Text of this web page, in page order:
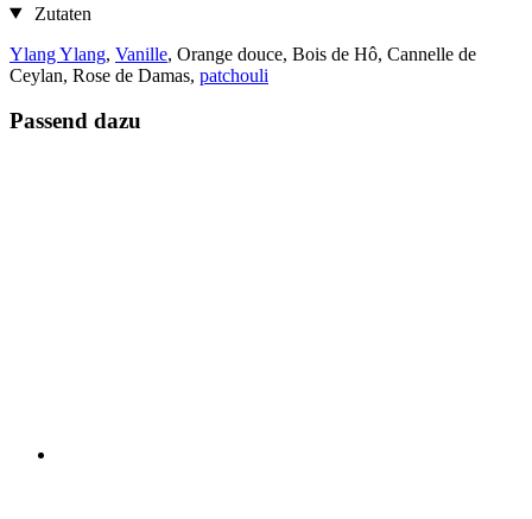
Zutaten
Ylang Ylang, Vanille, Orange douce, Bois de Hô, Cannelle de
Ceylan, Rose de Damas, patchouli
Passend dazu